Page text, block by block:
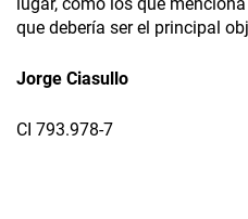
que debería ser el principal
Jorge Ciasullo
CI 793.978-7